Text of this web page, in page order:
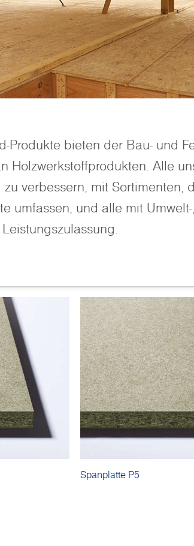
bieten der Bau- und
Holzwerkstoffprodukten. Alle
verbessern, mit Sortimenten,
umfassen, und alle mit
Leistungszulassung.
Spanplatte P5